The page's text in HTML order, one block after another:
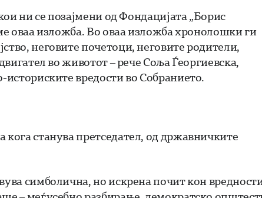
ни се позајмени од Фондацијата „Борис
оваа изложба. Во оваа изложба хронолошки ги
неговите почетоци, неговите родители,
во животот – рече Соља Ѓеоргиевска,
вредости во Собранието.
станува претседател, од државничките
симболична, но искрена почит кон